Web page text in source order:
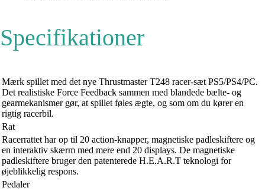
Specifikationer
Mærk spillet med det nye Thrustmaster T248 racer-sæt PS5/PS4/PC.
Det realistiske Force Feedback sammen med blandede bælte- og
gearmekanismer gør, at spillet føles ægte, og som om du kører en
rigtig racerbil.
Rat
Racerrattet har op til 20 action-knapper, magnetiske padleskiftere og
en interaktiv skærm med mere end 20 displays. De magnetiske
padleskiftere bruger den patenterede H.E.A.R.T teknologi for
øjeblikkelig respons.
Pedaler